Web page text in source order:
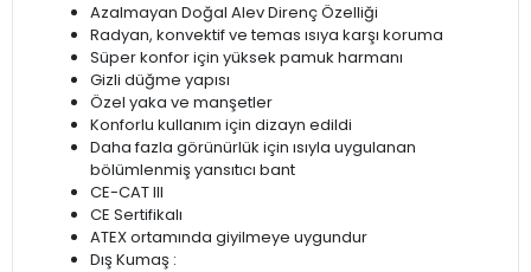
Azalmayan Doğal Alev Direnç Özelliği
Radyan, konvektif ve temas ısıya karşı koruma
Süper konfor için yüksek pamuk harmanı
Gizli düğme yapısı
Özel yaka ve manşetler
Konforlu kullanım için dizayn edildi
Daha fazla görünürlük için ısıyla uygulanan
bölümlenmiş yansıtıcı bant
CE-CAT III
CE Sertifikalı
ATEX ortamında giyilmeye uygundur
Dış Kumaş :